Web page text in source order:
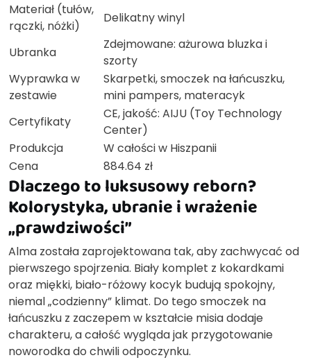
Materiał (tułów,
rączki, nóżki)
Delikatny winyl
Ubranka
Zdejmowane: ażurowa bluzka i
szorty
Wyprawka w
zestawie
Skarpetki, smoczek na łańcuszku,
mini pampers, materacyk
Certyfikaty
CE, jakość: AIJU (Toy Technology
Center)
Produkcja
W całości w Hiszpanii
Cena
884.64 zł
Dlaczego to luksusowy reborn?
Kolorystyka, ubranie i wrażenie
„prawdziwości”
Alma została zaprojektowana tak, aby zachwycać od
pierwszego spojrzenia. Biały komplet z kokardkami
oraz miękki, biało-różowy kocyk budują spokojny,
niemal „codzienny” klimat. Do tego smoczek na
łańcuszku z zaczepem w kształcie misia dodaje
charakteru, a całość wygląda jak przygotowanie
noworodka do chwili odpoczynku.